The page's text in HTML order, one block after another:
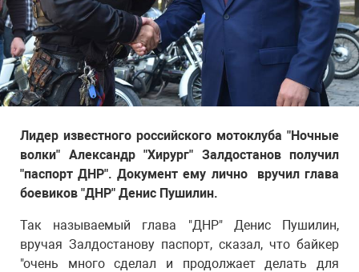
Лидер известного российского мотоклуба "Ночные
волки" Александр "Хирург" Залдостанов получил
"паспорт ДНР". Документ ему лично вручил глава
боевиков "ДНР" Денис Пушилин.
Так называемый глава "ДНР" Денис Пушилин,
вручая Залдостанову паспорт, сказал, что байкер
"очень много сделал и продолжает делать для